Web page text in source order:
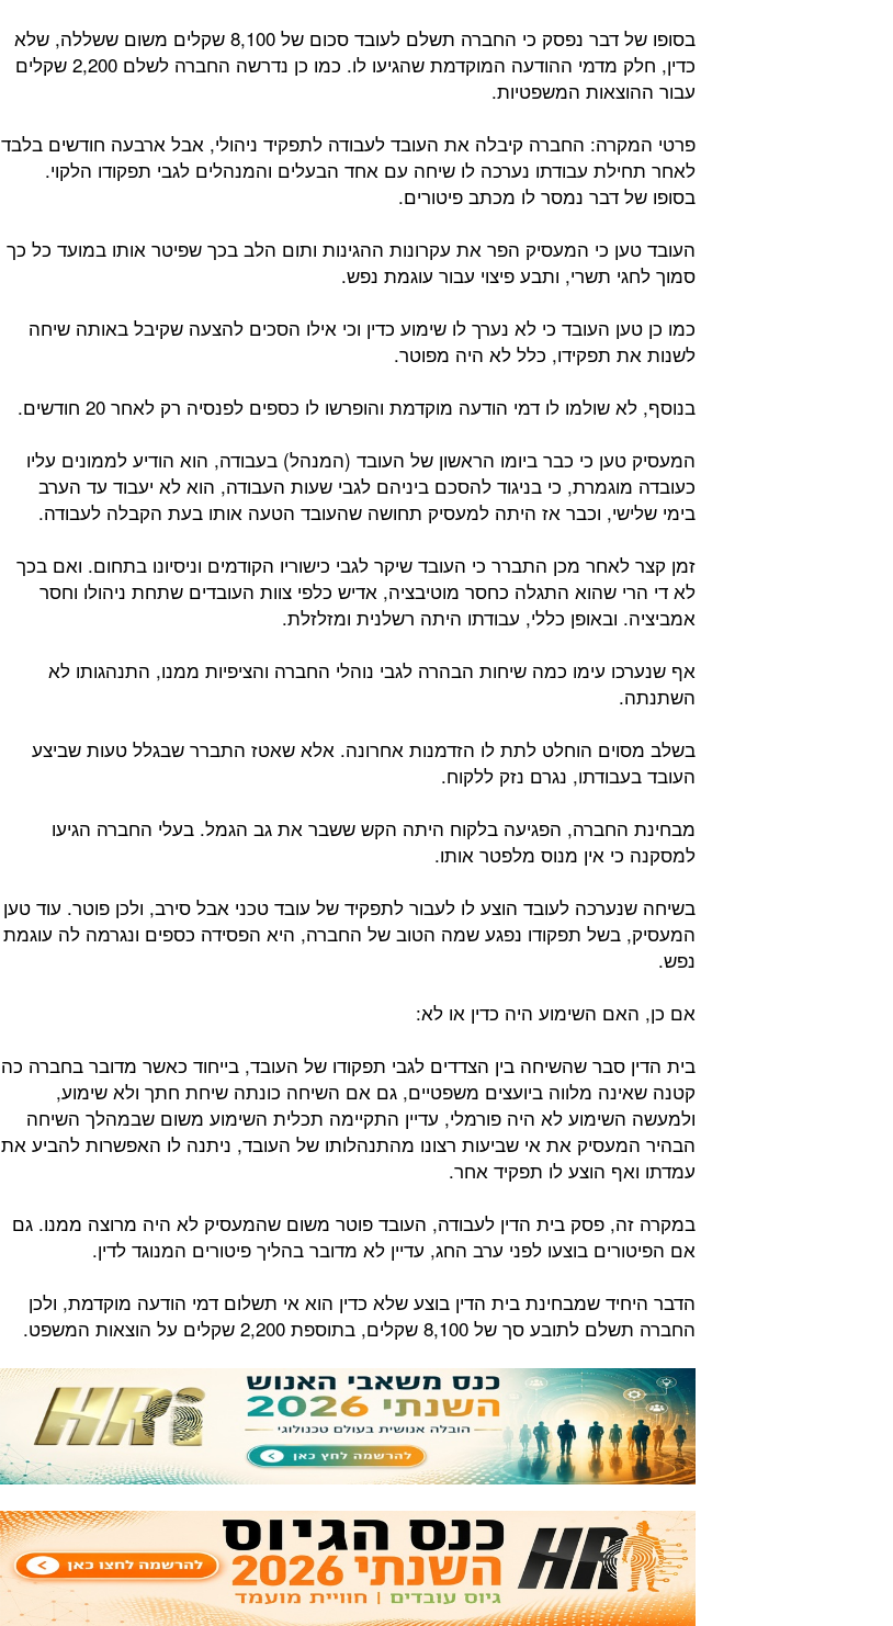
בסופו של דבר נפסק כי החברה תשלם לעובד סכום של 8,100 שקלים משום ששללה, שלא
כדין, חלק מדמי ההודעה המוקדמת שהגיעו לו. כמו כן נדרשה החברה לשלם 2,200 שקלים
עבור ההוצאות המשפטיות.
פרטי המקרה: החברה קיבלה את העובד לעבודה לתפקיד ניהולי, אבל ארבעה חודשים בלבד
לאחר תחילת עבודתו נערכה לו שיחה עם אחד הבעלים והמנהלים לגבי תפקודו הלקוי.
בסופו של דבר נמסר לו מכתב פיטורים.
העובד טען כי המעסיק הפר את עקרונות ההגינות ותום הלב בכך שפיטר אותו במועד כל כך
סמוך לחגי תשרי, ותבע פיצוי עבור עוגמת נפש.
כמו כן טען העובד כי לא נערך לו שימוע כדין וכי אילו הסכים להצעה שקיבל באותה שיחה
לשנות את תפקידו, כלל לא היה מפוטר.
בנוסף, לא שולמו לו דמי הודעה מוקדמת והופרשו לו כספים לפנסיה רק לאחר 20 חודשים.
המעסיק טען כי כבר ביומו הראשון של העובד (המנהל) בעבודה, הוא הודיע לממונים עליו
כעובדה מוגמרת, כי בניגוד להסכם ביניהם לגבי שעות העבודה, הוא לא יעבוד עד הערב
בימי שלישי, וכבר אז היתה למעסיק תחושה שהעובד הטעה אותו בעת הקבלה לעבודה.
זמן קצר לאחר מכן התברר כי העובד שיקר לגבי כישוריו הקודמים וניסיונו בתחום. ואם בכך
לא די הרי שהוא התגלה כחסר מוטיבציה, אדיש כלפי צוות העובדים שתחת ניהולו וחסר
אמביציה. ובאופן כללי, עבודתו היתה רשלנית ומזלזלת.
אף שנערכו עימו כמה שיחות הבהרה לגבי נוהלי החברה והציפיות ממנו, התנהגותו לא
השתנתה.
בשלב מסוים הוחלט לתת לו הזדמנות אחרונה. אלא שאטז התברר שבגלל טעות שביצע
העובד בעבודתו, נגרם נזק ללקוח.
מבחינת החברה, הפגיעה בלקוח היתה הקש ששבר את גב הגמל. בעלי החברה הגיעו
למסקנה כי אין מנוס מלפטר אותו.
בשיחה שנערכה לעובד הוצע לו לעבור לתפקיד של עובד טכני אבל סירב, ולכן פוטר. עוד טען
המעסיק, בשל תפקודו נפגע שמה הטוב של החברה, היא הפסידה כספים ונגרמה לה עוגמת
נפש.
אם כן, האם השימוע היה כדין או לא:
בית הדין סבר שהשיחה בין הצדדים לגבי תפקודו של העובד, בייחוד כאשר מדובר בחברה כה
קטנה שאינה מלווה ביועצים משפטיים, גם אם השיחה כונתה שיחת חתך ולא שימוע,
ולמעשה השימוע לא היה פורמלי, עדיין התקיימה תכלית השימוע משום שבמהלך השיחה
הבהיר המעסיק את אי שביעות רצונו מהתנהלותו של העובד, ניתנה לו האפשרות להביע את
עמדתו ואף הוצע לו תפקיד אחר.
במקרה זה, פסק בית הדין לעבודה, העובד פוטר משום שהמעסיק לא היה מרוצה ממנו. גם
אם הפיטורים בוצעו לפני ערב החג, עדיין לא מדובר בהליך פיטורים המנוגד לדין.
הדבר היחיד שמבחינת בית הדין בוצע שלא כדין הוא אי תשלום דמי הודעה מוקדמת, ולכן
החברה תשלם לתובע סך של 8,100 שקלים, בתוספת 2,200 שקלים על הוצאות המשפט.